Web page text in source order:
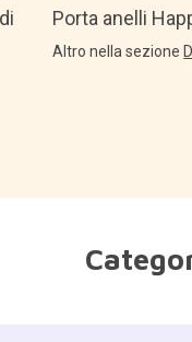
Porta anelli
Altro nella sezione